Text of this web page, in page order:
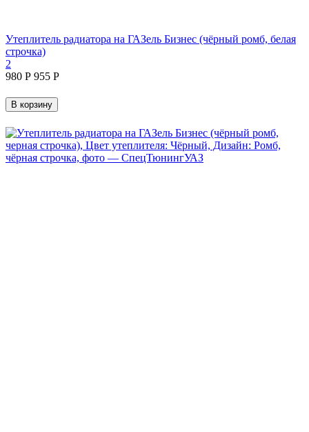
Утеплитель радиатора на ГАЗель Бизнес (чёрный ромб, белая
строчка)
2
‍980‍ Р ‍955‍ Р
В корзину